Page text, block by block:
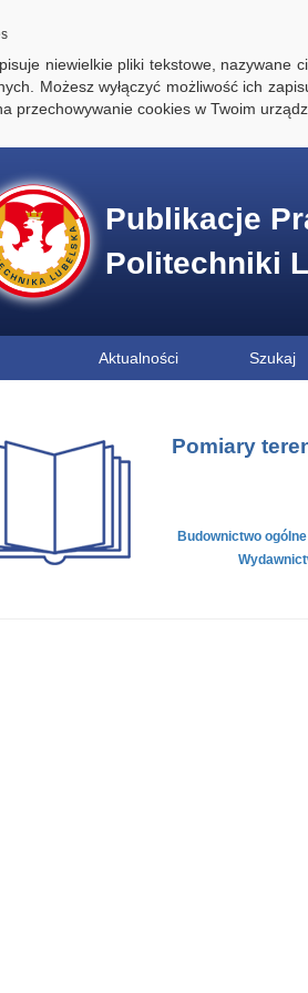
niewielkie pliki tekstowe, nazywane
Możesz wyłączyć możliwość ich
przechowywanie cookies w Twoim
Publikacje
Politechniki
Aktualności Szukaj
Pomiary
Budownictwo